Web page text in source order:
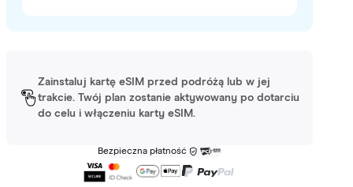
Zainstaluj kartę eSIM przed podróżą lub w jej
trakcie. Twój plan zostanie aktywowany po dotarciu
do celu i włączeniu karty eSIM.
Bezpieczna płatność